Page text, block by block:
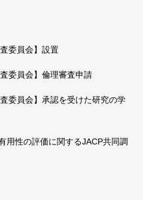
委員会】設置
委員会】倫理審査申請
委員会】承認を受けた研究の学
用性の評価に関するJACP共同調